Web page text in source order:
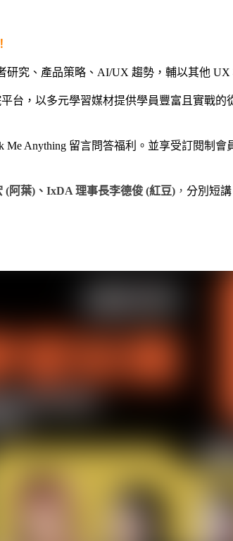
究、產品策略、AI/UX 趨勢，輔以其他
台，以多元學習媒材提供學員豐富且實戰
Me Anything 留言問答福利。並享受訂閱制
(阿葉)、IxDA 理事長李德俊 (紅豆) ， 分別短